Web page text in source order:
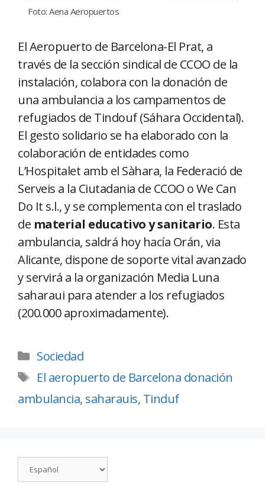
Foto: Aena Aeropuertos
El Aeropuerto de Barcelona-El Prat, a
través de la sección sindical de CCOO de la
instalación, colabora con la donación de
una ambulancia a los campamentos de
refugiados de Tindouf (Sáhara Occidental).
El gesto solidario se ha elaborado con la
colaboración de entidades como
L’Hospitalet amb el Sàhara, la Federació de
Serveis a la Ciutadania de CCOO o We Can
Do It s.l., y se complementa con el traslado
de material educativo y sanitario. Esta
ambulancia, saldrá hoy hacía Orán, via
Alicante, dispone de soporte vital avanzado
y servirá a la organización Media Luna
saharaui para atender a los refugiados
(200.000 aproximadamente).
Sociedad
El aeropuerto de Barcelona donación
ambulancia, saharauis, Tinduf